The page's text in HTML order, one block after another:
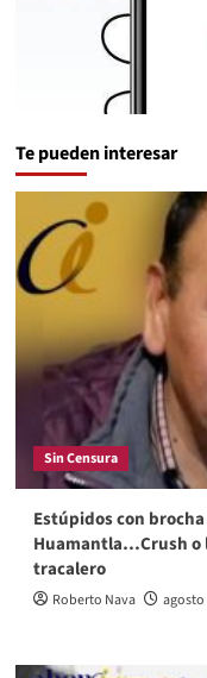
Te pueden interesar
Sin Censura
Estúpidos con
Huamantla…Crush o
tracalero
Roberto Nava agosto